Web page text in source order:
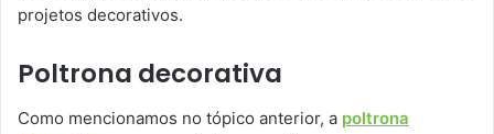
projetos decorativos.
Poltrona decorativa
Como mencionamos no tópico anterior, a poltrona